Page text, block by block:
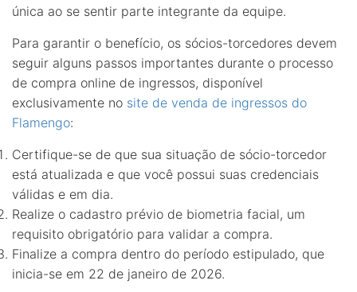
única ao se sentir parte integrante da equipe.
Para garantir o benefício, os sócios-torcedores devem
seguir alguns passos importantes durante o processo
de compra online de ingressos, disponível
exclusivamente no site de venda de ingressos do
Flamengo:
Certifique-se de que sua situação de sócio-torcedor
está atualizada e que você possui suas credenciais
válidas e em dia.
Realize o cadastro prévio de biometria facial, um
requisito obrigatório para validar a compra.
Finalize a compra dentro do período estipulado, que
inicia-se em 22 de janeiro de 2026.